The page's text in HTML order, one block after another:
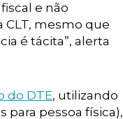
e não
CLT, mesmo que
é tácita”, alerta
do DTE, utilizando
para pessoa física),